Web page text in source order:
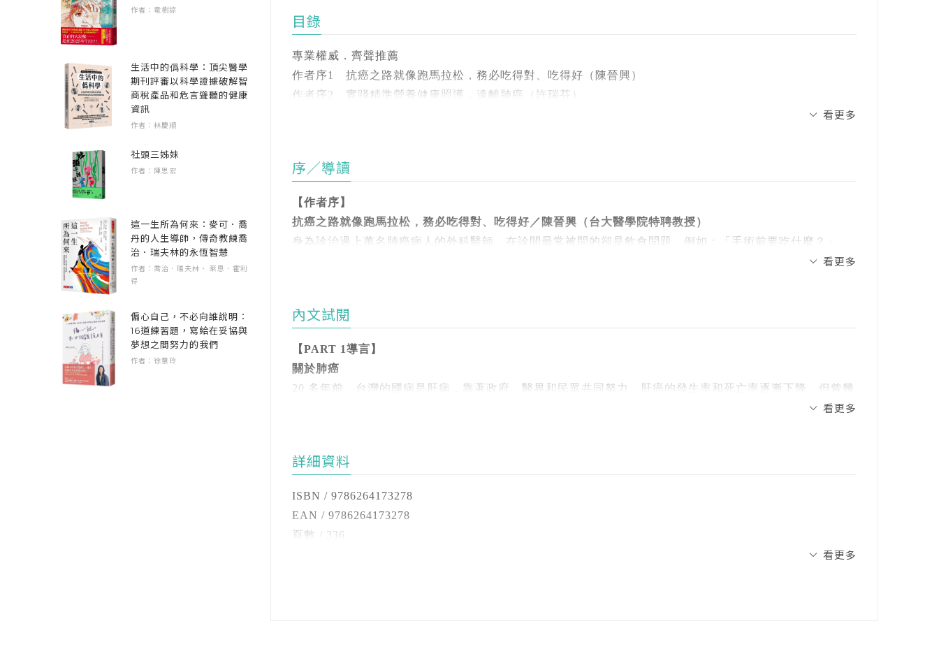
．吃什麼能提升體力？
本書涵蓋肺癌基礎知識及篩檢、診斷和治療方法，導入最新的精準營養概念，搭配抗癌時期的飲食建議與營
養師設計的專業食譜，協助病人和家屬以正常的生活方式，健康走過這段抗癌旅程。
．陳建仁（中研院院士、前副總統）
．陳珮蓉（台大醫院營養室主任）
．郭常勝（天主教輔仁大學附設醫院營養部主任）
．黃青真（台大生化科技學系名譽教授、財團法人台灣營養基金會創辦人／董事長）
【本書特色】
1.肺癌權威及營養學權威首次合作撰書，剖析治療重點、破除營養迷思
2.含各種治療時期營養補充知識及原理解析
．台灣大學百年百大事蹟代表人物
．星雲教育獎典範教師獎大專院校組
許瑞芬
天主教輔仁大學食品營養學系畢、美國堪薩斯州立大學食品營養系碩士、美國加州大學柏克萊分校營養科學
暨毒理學系博士。曾為美國加州大學舊金山分校基因醫學部訪問學者及美國康乃爾大學營養科學部訪問學
者。曾任第四屆亞太營養基因體暨遺傳體學會會長、天主教輔仁大學食品營養博士學位學程主任及天主教輔
「國人膳食營養素參考攝取量」政策研擬諮議委員與偕同主持人、國健署「建構不同生命週期特定營養強化
【獲獎殊榮】
．國科會優秀人才研究獎勵
葉宜玲
天主教輔仁大學營養科學系畢、現任台大醫院營養室營養師。
目錄
專業權威．齊聲推薦
作者序1 抗癌之路就像跑馬拉松，務必吃得對、吃得好（陳晉興）
作者序2 實踐精準營養健康照護，遠離肺癌（許瑞芬）
導言 關於肺癌
1 肺癌基礎知識
Q1 什麼是肺癌？有哪些種類？
Q5 哪些人是肺癌高危險群？
2 篩檢偵測
Q1 每年做X光檢查可以早期發現肺癌嗎？
Q2 什麼是低劑量胸部電腦斷層檢查？和一般胸部電腦斷層掃描有何差別？
3 症狀與診斷
Q2 肺癌診斷需要做哪些檢查？
Q3 為什麼要做肺癌基因檢測？哪些人需要做？
Q4 肺癌基因檢測方式有哪些，差別為何？健保有給付嗎？
看更多
序／導讀
【作者序】
抗癌之路就像跑馬拉松，務必吃得對、吃得好／陳晉興（台大醫學院特聘教授）
身為診治過上萬名肺癌病人的外科醫師，在診間最常被問的卻是飲食問題，例如：「手術前要吃什麼？」
會喘的病人，即使肺癌還在初期，開刀切除就能根治，但心肺功能太差無法接受手術，只能改用放射治療，
更有甚者，曾有病人手術成功順利回家，2 週後卻緊急住院，原因是吃太多親友贈送的抗癌補品，引發急性
看到不少病人誤信以訛傳訛的飲食觀念，保健不成反傷身，讓我更加體會營養照護的重要性，因此邀請營養
專家共襄盛舉，解答病人的各種疑問。
感謝輔仁大學許瑞芬教授、台大醫院葉宜玲營養師認同我的理念，投入時間心力，一起打造這本全方位的肺
癌精準營養指南，除了深入淺出介紹肺癌，並以精準營養學理導正觀念，搭配抗癌時期的飲食建議與食譜，
看更多
內文試閱
【PART 1導言】
關於肺癌
20 多年前，台灣的國病是肝病，靠著政府、醫界和民眾共同努力，肝癌的發生率和死亡率逐漸下降，但曾幾
何時，肺癌的發生人數持續增加，根據2021 年癌症登記報告顯示，肺癌發生人數高達16,880 例，首次超越
人健康的頭號大敵。
癌發生率也在2005 年後逐漸趨緩，但另一方面，女性肺癌發生率卻快速攀升，又以不吸菸的女性為主，並且
看更多
詳細資料
ISBN / 9786264173278
EAN / 9786264173278
頁數 / 336
看更多
作者：竜樹諒
生活中的僞科學：頂尖醫學
期刊評審以科學證據破解智
商稅產品和危言聳聽的健康
資訊
作者：林慶順
社頭三姊妹
作者：陳思宏
這一生所為何來：麥可．喬
丹的人生導師，傳奇教練喬
治．瑞夫林的永恆智慧
作者：喬治．瑞夫林、 萊恩．霍利
得
偏心自己，不必向誰說明：
16道練習題，寫給在妥協與
夢想之間努力的我們
作者：徐慧玲